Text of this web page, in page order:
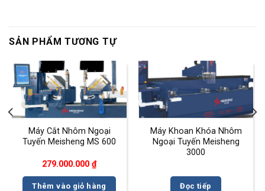
SẢN PHẨM TƯƠNG TỰ
Máy Cắt Nhôm Ngoại
Tuyến Meisheng MS 600
279.000.000 ₫
Thêm vào giỏ hàng
Máy Khoan Khóa Nhôm
Ngoại Tuyến Meisheng
3000
Đọc tiếp